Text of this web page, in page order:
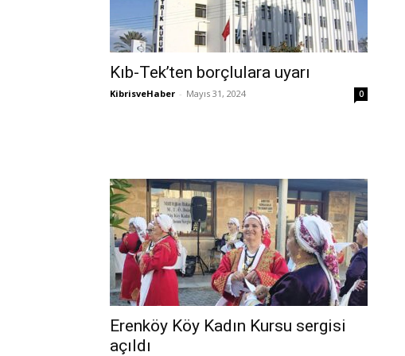
Kıb-Tek’ten borçlulara uyarı
KibrisveHaber - Mayıs 31, 2024 0
Erenköy Köy Kadın Kursu sergisi
açıldı